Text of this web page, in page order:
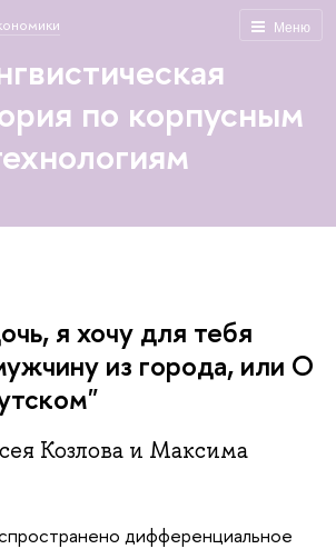
Меню
по корпусным
я хочу для тебя
из города, или О
Козлова и Максима
дифференциальное